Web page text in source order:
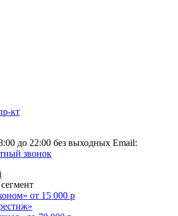
кт
до 22:00 без выходных Email:
звонок
от 15 000 р